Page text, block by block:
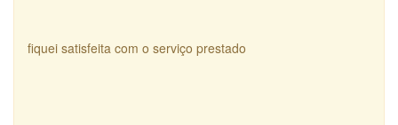
fiquei satisfeita com o serviço prestado